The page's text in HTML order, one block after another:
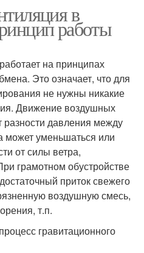
в
работы
на принципах
Это означает, что для
не нужны никакие
Движение воздушных
разности давления между
уменьшаться или
от силы ветра,
грамотном обустройстве
приток свежего
воздушную смесь,
т.п.
гравитационного